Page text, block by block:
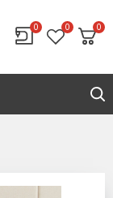
0 0 0